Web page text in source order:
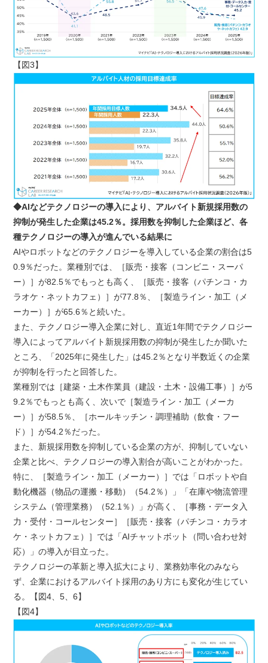
【図3】
◆AIなどテクノロジーの導入により、アルバイト新規採用数の
抑制が発生した企業は45.2％。採用数を抑制した企業ほど、各
種テクノロジーの導入が進んでいる結果に
AIやロボットなどのテクノロジーを導入している企業の割合は5
0.9％だった。業種別では、［販売・接客（コンビニ・スーパ
ー）］が82.5％でもっとも高く、［販売・接客（パチンコ・カ
ラオケ・ネットカフェ）］が77.8％、［製造ライン・加工（メ
ーカー）］が65.6％と続いた。
また、テクノロジー導入企業に対し、直近1年間でテクノロジー
導入によってアルバイト新規採用数の抑制が発生したか聞いた
ところ、「2025年に発生した」は45.2％となり半数近くの企業
が抑制を行ったと回答した。
業種別では［建築・土木作業員（建設・土木・設備工事）］が5
9.2％でもっとも高く、次いで［製造ライン・加工（メーカ
ー）］が58.5％、［ホールキッチン・調理補助（飲食・フー
ド）］が54.2％だった。
また、新規採用数を抑制している企業の方が、抑制していない
企業と比べ、テクノロジーの導入割合が高いことがわかった。
特に、［製造ライン・加工（メーカー）］では「ロボットや自
動化機器（物品の運搬・移動）（54.2％）」「在庫や物流管理
システム（管理業務）（52.1％）」が高く、［事務・データ入
力・受付・コールセンター］［販売・接客（パチンコ・カラオ
ケ・ネットカフェ）］では「AIチャットボット（問い合わせ対
応）」の導入が目立った。
テクノロジーの革新と導入拡大により、業務効率化のみなら
ず、企業におけるアルバイト採用のあり方にも変化が生じてい
る。【図4、5、6】
【図4】